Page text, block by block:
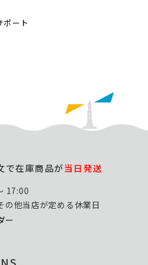
ポート
で在庫商品が当日発送
17:00
他当店が定める休業日
ー